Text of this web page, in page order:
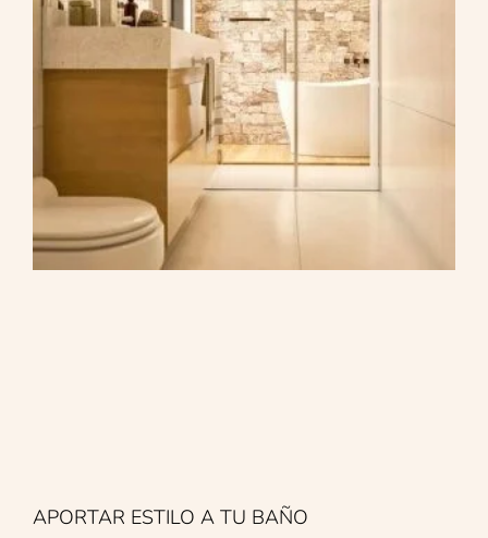
APORTAR ESTILO A TU BAÑO